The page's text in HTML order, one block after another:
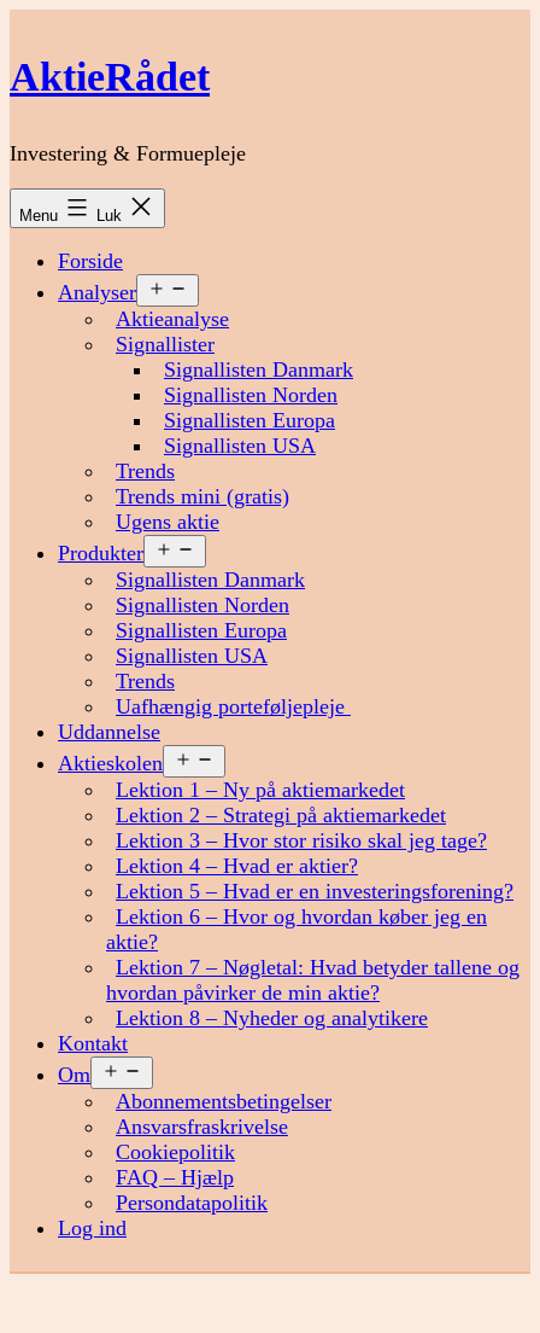
indhold
AktieRådet
Investering & Formuepleje
Menu Luk
Forside
Analyser
menu
Aktieanalyse
Signallister
Signallisten Danmark
Signallisten Norden
Signallisten Europa
Signallisten USA
Trends
Trends mini (gratis)
Ugens aktie
Produkter
menu
Signallisten Danmark
Signallisten Norden
Signallisten Europa
Signallisten USA
Trends
Uafhængig porteføljepleje
Uddannelse
Aktieskolen
menu
Lektion 1 – Ny på aktiemarkedet
Lektion 2 – Strategi på aktiemarkedet
Lektion 3 – Hvor stor risiko skal jeg tage?
Lektion 4 – Hvad er aktier?
Lektion 5 – Hvad er en investeringsforening?
Lektion 6 – Hvor og hvordan køber jeg en
aktie?
Lektion 7 – Nøgletal: Hvad betyder tallene og
hvordan påvirker de min aktie?
Lektion 8 – Nyheder og analytikere
Kontakt
Om
menu
Abonnementsbetingelser
Ansvarsfraskrivelse
Cookiepolitik
FAQ – Hjælp
Persondatapolitik
Log ind